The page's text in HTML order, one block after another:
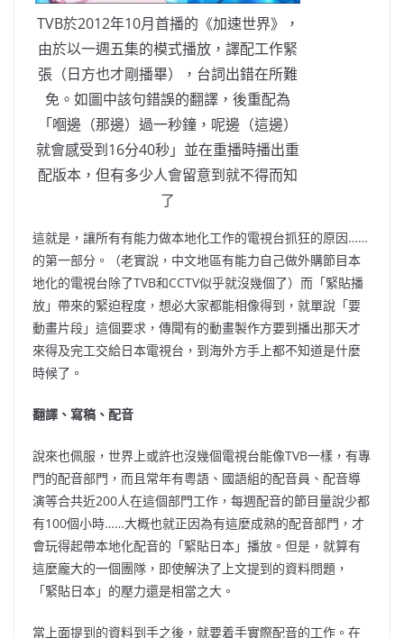
TVB於2012年10月首播的《加速世界》，
由於以一週五集的模式播放，譯配工作緊
張（日方也才剛播畢），台詞出錯在所難
免。如圖中該句錯誤的翻譯，後重配為
「嗰邊（那邊）過一秒鐘，呢邊（這邊）
就會感受到16分40秒」並在重播時播出重
配版本，但有多少人會留意到就不得而知
了
這就是，讓所有有能力做本地化工作的電視台抓狂的原因……
的第一部分。（老實說，中文地區有能力自己做外購節目本
地化的電視台除了TVB和CCTV似乎就沒幾個了）而「緊貼播
放」帶來的緊迫程度，想必大家都能相像得到，就單說「要
動畫片段」這個要求，傳聞有的動畫製作方要到播出那天才
來得及完工交給日本電視台，到海外方手上都不知道是什麼
時候了。
翻譯、寫稿、配音
說來也佩服，世界上或許也沒幾個電視台能像TVB一樣，有專
門的配音部門，而且常年有粵語、國語組的配音員、配音導
演等合共近200人在這個部門工作，每週配音的節目量說少都
有100個小時……大概也就正因為有這麼成熟的配音部門，才
會玩得起帶本地化配音的「緊貼日本」播放。但是，就算有
這麼龐大的一個團隊，即使解決了上文提到的資料問題，
「緊貼日本」的壓力還是相當之大。
當上面提到的資料到手之後，就要着手實際配音的工作。在